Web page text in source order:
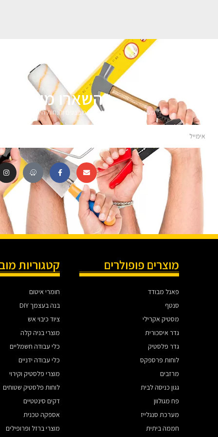
השארו מעודכנים
מעוניינים לקבל עדכונים על מבצעים והנחות הירשמו
מוצרים פופולרים
פאנל מבודד
סנטף
מסטיק אקרילי
גדר איסכורית
גדר פלסטיק
לוחות פרספקס
מרזבים
גגון כניסה לבית
פח מגולוון
מערכת סנגלייז
חממה ביתית
קטגוריות
חומרי איטום
בנה בעצמך DIY
ציוד כיבוי אש
מוצרי בניה קלה
כלי עבודה חשמליים
כלי עבודה ידניים
מוצרי פלסטיק וקירוי
לוחות פלסטיק שטוחים
דקים סינטטיים
אספקה טכנית
מוצרי ברזל ופרופילים